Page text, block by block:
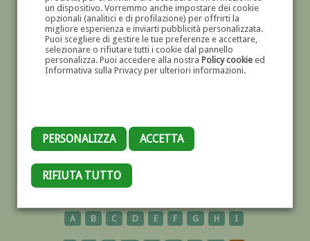
un dispositivo. Vorremmo anche impostare dei cookie
opzionali (analitici e di profilazione) per offrirti la
migliore esperienza e inviarti pubblicità personalizzata.
Puoi scegliere di gestire le tue preferenze e accettare,
selezionare o rifiutare tutti i cookie dal pannello
personalizza. Puoi accedere alla nostra Policy cookieed
Informativa sulla Privacy per ulteriori informazioni.
PERSONALIZZA ACCETTA
RIFIUTA TUTTO
TUNISIA
A B C D E F G H I